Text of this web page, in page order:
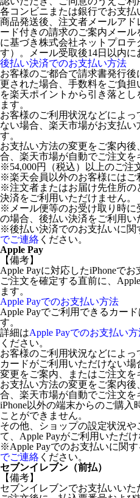
各コンビニまたは銀行でお支払
商品発送後、注文者メールア
ード付きの請求のご案内メー
に基づき株式会社ネットプロテ
す）。メール受取後14日以内に
後払い決済でのお支払い方法
お客様のご都合で請求書発行
更された場合、手数料をご負
を楽天ポイントから引き落と
ます。
お客様のご利用状況などによ
ない場合、楽天市場がお支払い
す。
お支払い方法の変更をご案内
合、楽天市場が自動でご注文を
※54,000円（税込）以上のご注
※楽天会員以外のお客様にはご
※注文者またはお届け先住所の
決済をご利用いただけません。
※メール便等のお受け取り時に
の場合、後払い決済をご利用い
※後払い決済でのお支払いに関
でご連絡 ください。
Apple Pay
【備考】
Apple Payに対応したiPhoneでお
ご注文を確定する直前に、
ます。
Apple Payでのお支払い方法
Apple Payでご利用できるカー
す。
詳細はApple Payでのお支払い
ください。
お客様のご利用状況などによっ
カードがご利用いただけない
変更をご案内、またはご注文を
お支払い方法の変更をご案内
合、楽天市場が自動でご注文を
iPhone以外の端末からのご購入
ことができません。
その他、ショップの設定状況
て、Apple Payがご利用いただ
※Apple Payでのお支払いに関
でご連絡 ください。
セブンイレブン（前払）
【備考】
セブンイレブンでお支払いいた